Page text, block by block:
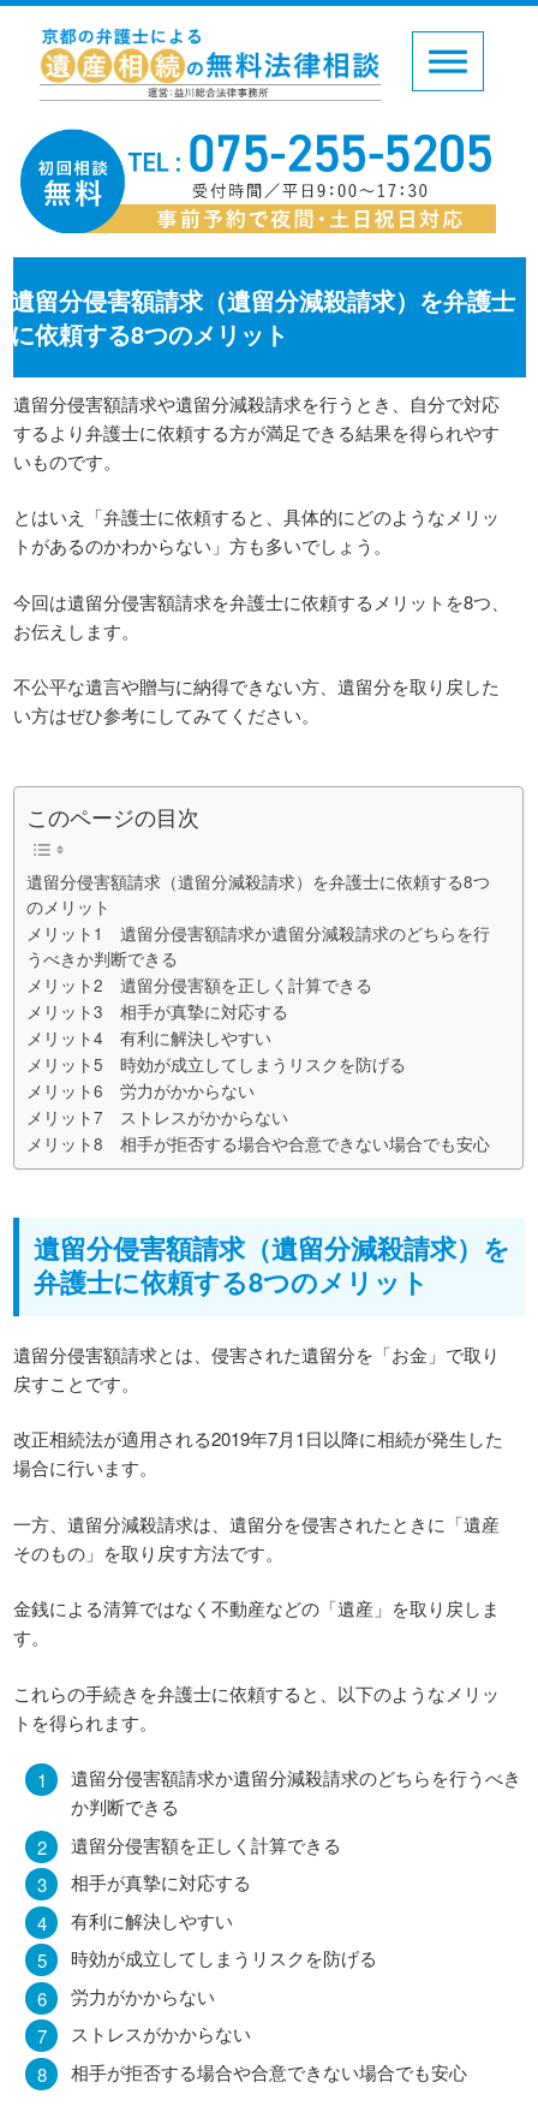
遺留分侵害額請求（遺留分減殺請求）を弁護士
に依頼する8つのメリット
遺留分侵害額請求や遺留分減殺請求を行うとき、自分で対応
するより弁護士に依頼する方が満足できる結果を得られやす
いものです。
とはいえ「弁護士に依頼すると、具体的にどのようなメリッ
トがあるのかわからない」方も多いでしょう。
今回は遺留分侵害額請求を弁護士に依頼するメリットを8つ、
お伝えします。
不公平な遺言や贈与に納得できない方、遺留分を取り戻した
い方はぜひ参考にしてみてください。
このページの目次
遺留分侵害額請求（遺留分減殺請求）を弁護士に依頼する8つ
のメリット
メリット1 遺留分侵害額請求か遺留分減殺請求のどちらを行
うべきか判断できる
メリット2 遺留分侵害額を正しく計算できる
メリット3 相手が真摯に対応する
メリット4 有利に解決しやすい
メリット5 時効が成立してしまうリスクを防げる
メリット6 労力がかからない
メリット7 ストレスがかからない
メリット8 相手が拒否する場合や合意できない場合でも安心
遺留分侵害額請求（遺留分減殺請求）を
弁護士に依頼する8つのメリット
遺留分侵害額請求とは、侵害された遺留分を「お金」で取り
戻すことです。
改正相続法が適用される2019年7月1日以降に相続が発生した
場合に行います。
一方、遺留分減殺請求は、遺留分を侵害されたときに「遺産
そのもの」を取り戻す方法です。
金銭による清算ではなく不動産などの「遺産」を取り戻しま
す。
これらの手続きを弁護士に依頼すると、以下のようなメリッ
トを得られます。
遺留分侵害額請求か遺留分減殺請求のどちらを行うべき
か判断できる
遺留分侵害額を正しく計算できる
相手が真摯に対応する
有利に解決しやすい
時効が成立してしまうリスクを防げる
労力がかからない
ストレスがかからない
相手が拒否する場合や合意できない場合でも安心